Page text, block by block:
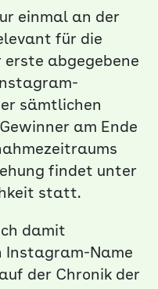
einmal an der
für die
erste abgegebene
sämtlichen
am Ende
findet unter
statt.
damit
Instagram-Name
der Chronik der